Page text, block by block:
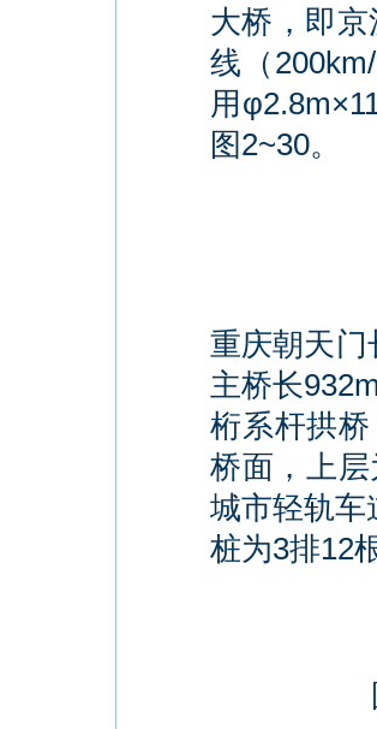
大桥，即
线（
用
图2~30。
重庆朝天门
主桥长
桁系杆拱
桥面，上
城市轻轨车
桩为3排12